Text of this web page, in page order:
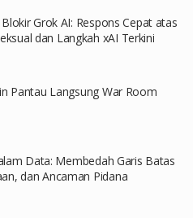
Grok AI: Respons Cepat atas
dan Langkah xAI Terkini
Pantau Langsung War Room
Data: Membedah Garis Batas
dan Ancaman Pidana